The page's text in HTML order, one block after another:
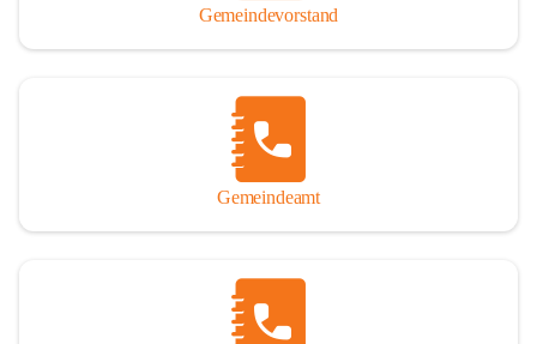
Gemeindevorstand
Gemeindeamt